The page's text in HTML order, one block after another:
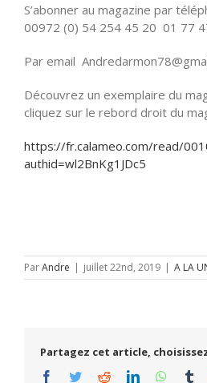
S’abonner au magazine par
00972 (0) 54 254 45 20 01 77
Par email
Découvrez un exemplaire du
cliquez sur le rebord droit du
https://fr.calameo.com/read/
authid=wl2BnKg1JDc5
ParAndre | juillet 22nd, 2019 | A LA
Partagez cet article,
Facebook
TwitterRedditLinkedIn